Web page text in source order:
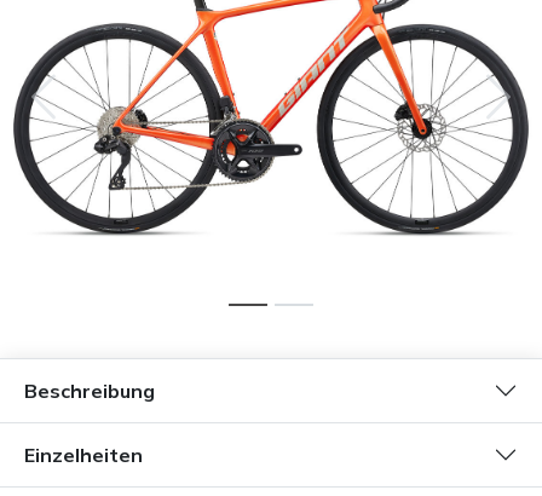
Beschreibung
Einzelheiten